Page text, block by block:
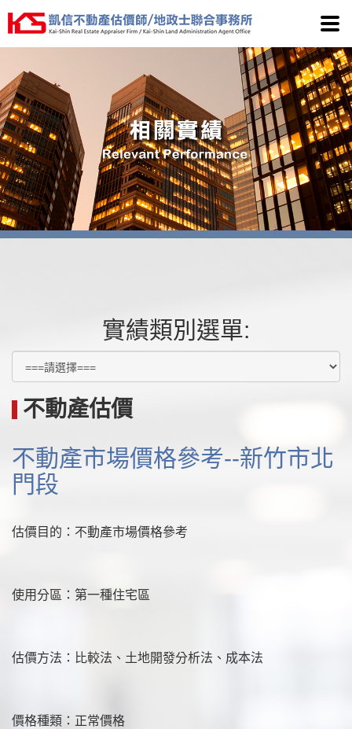
實績類別選單:
不動產估價
不動產市場價格參考--新竹市北
門段
估價目的：不動產市場價格參考
使用分區：第一種住宅區
估價方法：比較法、土地開發分析法、成本法
價格種類：正常價格
凱